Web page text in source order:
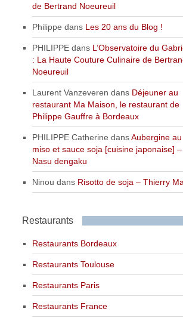
de Bertrand Noeureuil
Philippe dans Les 20 ans du Blog !
PHILIPPE dans L’Observatoire du
: La Haute Couture Culinaire de
Noeureuil
Laurent Vanzeveren dans Déjeuner au
restaurant Ma Maison, le restaurant de
Philippe Gauffre à Bordeaux
PHILIPPE Catherine dansAubergine au
miso et sauce soja [cuisine japonaise] –
Nasu dengaku
Ninou dans Risotto de soja – Thierry
Restaurants
Restaurants Bordeaux
Restaurants Toulouse
Restaurants Paris
Restaurants France